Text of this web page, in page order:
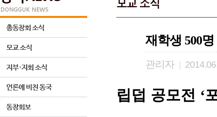
재학생 500
관리자
립덥 공모전 ‘